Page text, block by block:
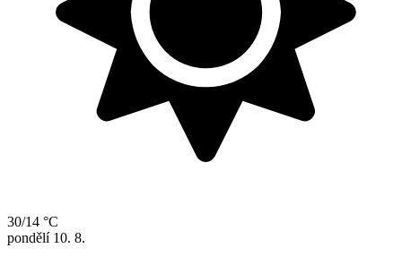
30/14 °C
pondělí 10. 8.